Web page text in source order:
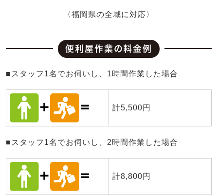
〈福岡県の全域に対応〉
便利屋作業の料金例
■スタッフ1名でお伺いし、1時間作業した場合
計5,500円
■スタッフ1名でお伺いし、2時間作業した場合
計8,800円